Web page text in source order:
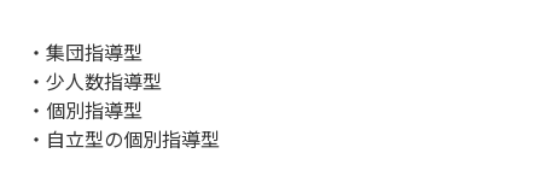
・集団指導型
・少人数指導型
・個別指導型
・自立型の個別指導型